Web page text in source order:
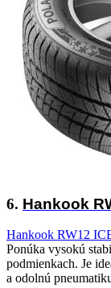
6. Hankook
Hankook RW12
Ponúka vysokú
podmienkach. Je
a odolnú